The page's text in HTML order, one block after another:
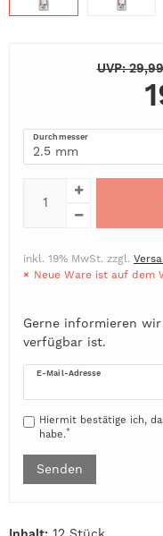
UVP:
Durchmesser
inkl. 19% MwSt. zzgl.
Neue Ware ist auf dem
Gerne informieren
verfügbar ist.
E-Mail-Adresse
Hiermit bestätige ich,
habe.*
Senden